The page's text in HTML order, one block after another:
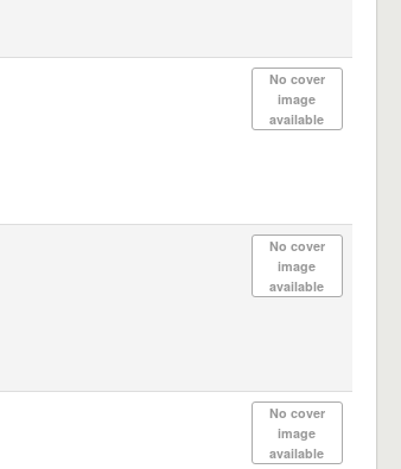
No cover
image
available
No cover
image
available
No cover
image
available